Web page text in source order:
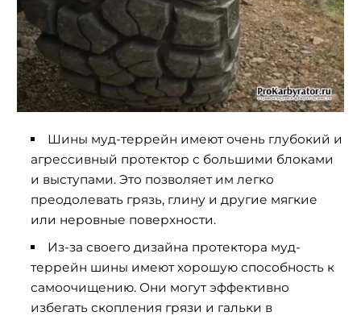
Шины муд-террейн имеют очень глубокий и
агрессивный протектор с большими блоками
и выступами. Это позволяет им легко
преодолевать грязь, глину и другие мягкие
или неровные поверхности.
Из-за своего дизайна протектора муд-
террейн шины имеют хорошую способность к
самоочищению. Они могут эффективно
избегать скопления грязи и гальки в